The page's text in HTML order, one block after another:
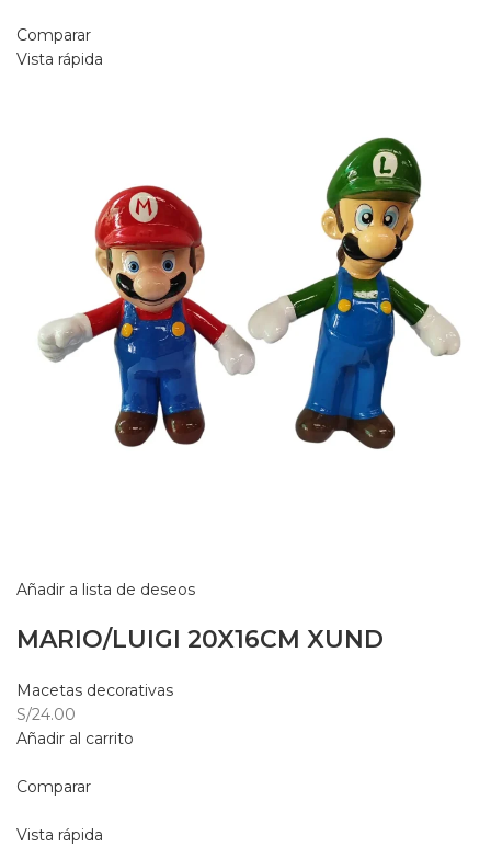
Comparar
Vista rápida
Añadir a lista de deseos
MARIO/LUIGI 20X16CM XUND
Macetas decorativas
S/24.00
Añadir al carrito
Comparar
Vista rápida